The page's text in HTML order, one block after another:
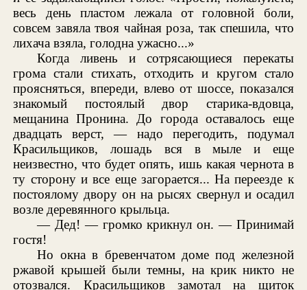
весь день пластом лежала от головной боли,
совсем завяла твоя чайная роза, так спешила, что
лихача взяла, голодна ужасно...»
Когда ливень и сотрясающиеся перекаты
грома стали стихать, отходить и кругом стало
проясняться, впереди, влево от шоссе, показался
знакомый постоялый двор старика-вдовца,
мещанина Пронина. До города оставалось еще
двадцать верст, — надо перегодить, подумал
Красильщиков, лошадь вся в мыле и еще
неизвестно, что будет опять, ишь какая чернота в
ту сторону и все еще загорается... На переезде к
постоялому двору он на рысях свернул и осадил
возле деревянного крыльца.
— Дед! — громко крикнул он. — Принимай
гостя!
Но окна в бревенчатом доме под железной
ржавой крышей были темны, на крик никто не
отозвался. Красильщиков замотал на щиток